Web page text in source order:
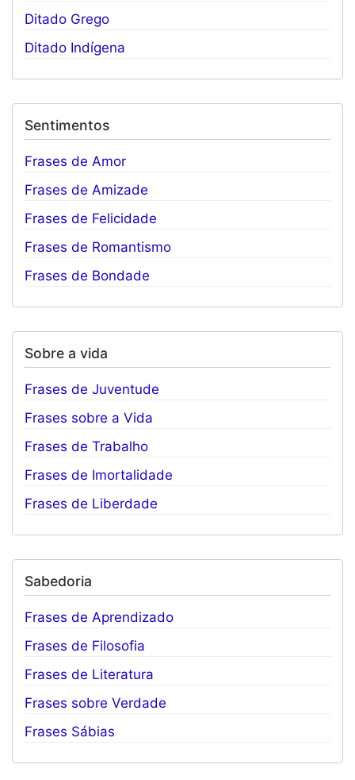
Ditado Grego
Ditado Indígena
Sentimentos
Frases de Amor
Frases de Amizade
Frases de Felicidade
Frases de Romantismo
Frases de Bondade
Sobre a vida
Frases de Juventude
Frases sobre a Vida
Frases de Trabalho
Frases de Imortalidade
Frases de Liberdade
Sabedoria
Frases de Aprendizado
Frases de Filosofia
Frases de Literatura
Frases sobre Verdade
Frases Sábias